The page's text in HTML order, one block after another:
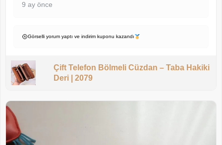
9 ay önce
Görselli yorum yaptı ve indirim kuponu kazandı
Çift Telefon Bölmeli Cüzdan – Taba Hakiki
Deri | 2079